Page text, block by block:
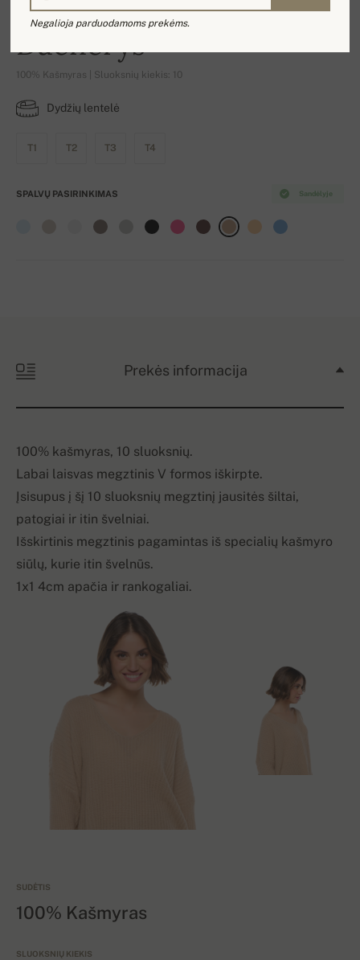
Daenerys
100% Kašmyras | Sluoksnių kiekis: 10
Dydžių lentelė
T1 T2 T3 T4
Sandėlyje
SPALVŲ PASIRINKIMAS
Prekės informacija
100% kašmyras, 10 sluoksnių.
Labai laisvas megztinis V formos iškirpte.
Įsisupus į šį 10 sluoksnių megztinį jausitės šiltai,
patogiai ir itin švelniai.
Išskirtinis megztinis pagamintas iš specialių kašmyro
siūlų, kurie itin švelnūs.
1x1 4cm apačia ir rankogaliai.
SUDĖTIS
100% Kašmyras
SLUOKSNIŲ KIEKIS
Negalioja parduodamoms prekėms.